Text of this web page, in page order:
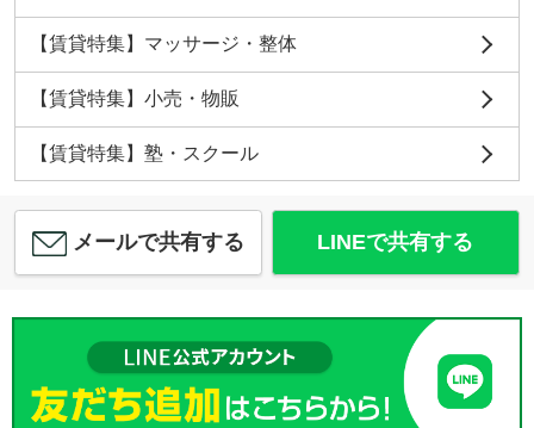
【賃貸特集】マッサージ・整体
【賃貸特集】小売・物販
【賃貸特集】塾・スクール
メールで共有する LINEで共有する